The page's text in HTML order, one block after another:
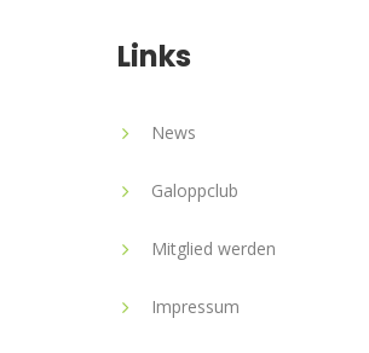
Links
News
Galoppclub
Mitglied werden
Impressum